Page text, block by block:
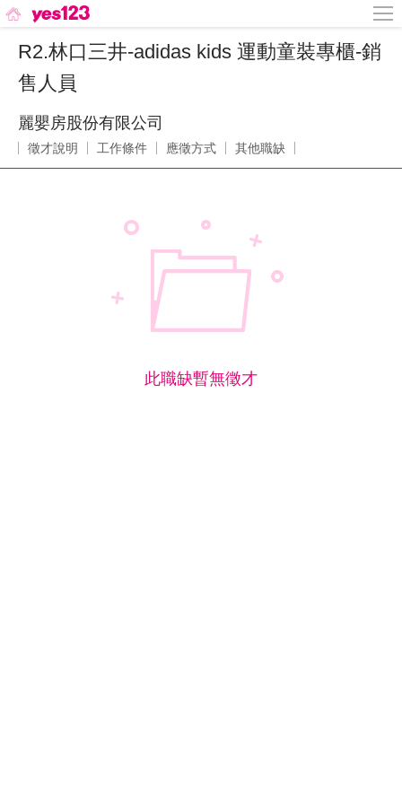
R2.林口三井-adidas kids 運動童裝專櫃-銷
售人員
麗嬰房股份有限公司
徵才說明 工作條件 應徵方式 其他職缺
此職缺暫無徵才